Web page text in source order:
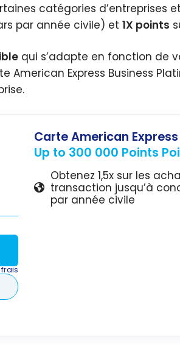
catégories d’entreprises
par année civile) et 1X points
qui s’adapte en fonction de
American Express Business
Carte American
Up to 300 000 Points
Obtenez 1,5x sur les
transaction jusqu’à
par année civile